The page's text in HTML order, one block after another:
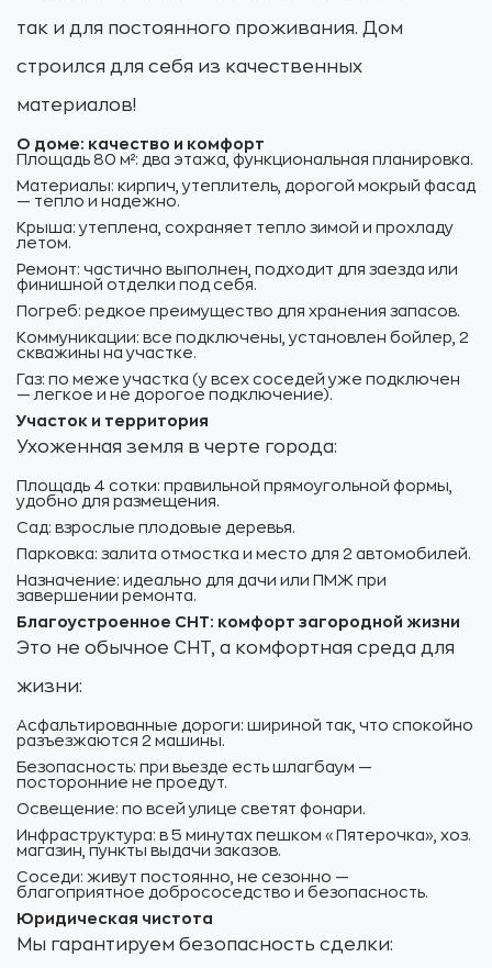
так и для постоянного проживания. Дом
строился для себя из качественных
материалов!
О доме: качество и комфорт
Площадь 80 м²: два этажа, функциональная планировка.
Материалы: кирпич, утеплитель, дорогой мокрый фасад
— тепло и надежно.
Крыша: утеплена, сохраняет тепло зимой и прохладу
летом.
Ремонт: частично выполнен, подходит для заезда или
финишной отделки под себя.
Погреб: редкое преимущество для хранения запасов.
Коммуникации: все подключены, установлен бойлер, 2
скважины на участке.
Газ: по меже участка (у всех соседей уже подключен
— легкое и не дорогое подключение).
Участок и территория
Ухоженная земля в черте города:
Площадь 4 сотки: правильной прямоугольной формы,
удобно для размещения.
Сад: взрослые плодовые деревья.
Парковка: залита отмостка и место для 2 автомобилей.
Назначение: идеально для дачи или ПМЖ при
завершении ремонта.
Благоустроенное СНТ: комфорт загородной жизни
Это не обычное СНТ, а комфортная среда для
жизни:
Асфальтированные дороги: шириной так, что спокойно
разъезжаются 2 машины.
Безопасность: при вьезде есть шлагбаум —
посторонние не проедут.
Освещение: по всей улице светят фонари.
Инфраструктура: в 5 минутах пешком «Пятерочка», хоз.
магазин, пункты выдачи заказов.
Соседи: живут постоянно, не сезонно —
благоприятное добрососедство и безопасность.
Юридическая чистота
Мы гарантируем безопасность сделки: